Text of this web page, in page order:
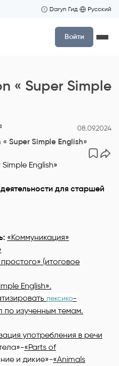
Daryn Гид Русский
Войти
« Super Simple
08.09.2024
Super Simple English»
для старшей
: «Коммуникация»
(итоговое
English».
лексико-
по изученным темам.
употребления в речи
«Parts of
и дикие»-«Animals